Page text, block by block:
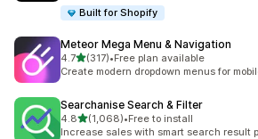
Built for Shopify
Meteor Mega Menu & Navigation
4.7เต็ม 5 ดาว
(317)
ทั้งหมด 317 รีวิว
•Free plan available
Create modern dropdown menus for
Searchanise Search & Filter
4.8เต็ม 5 ดาว
(1,068)
ทั้งหมด 1068 รีวิว
•Free to install
Increase sales with smart search result